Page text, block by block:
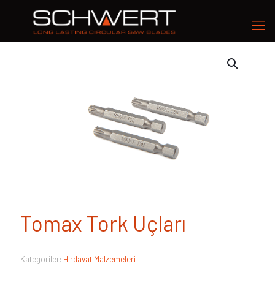
Tomax Tork Uçları
Kategoriler: Hırdavat Malzemeleri